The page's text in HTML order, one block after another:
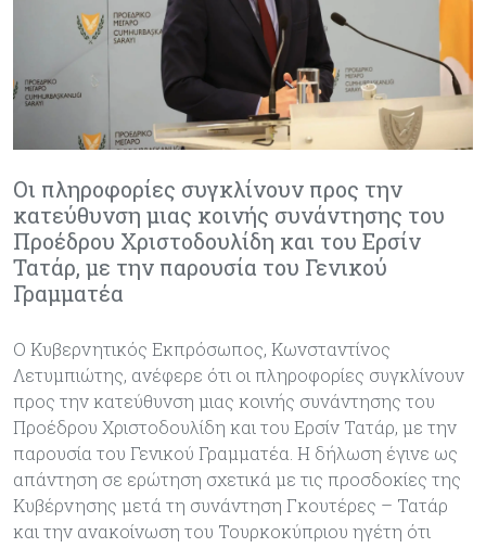
Οι πληροφορίες συγκλίνουν προς την
κατεύθυνση μιας κοινής συνάντησης του
Προέδρου Χριστοδουλίδη και του Ερσίν
Τατάρ, με την παρουσία του Γενικού
Γραμματέα
Ο Κυβερνητικός Εκπρόσωπος, Κωνσταντίνος
Λετυμπιώτης, ανέφερε ότι οι πληροφορίες συγκλίνουν
προς την κατεύθυνση μιας κοινής συνάντησης του
Προέδρου Χριστοδουλίδη και του Ερσίν Τατάρ, με την
παρουσία του Γενικού Γραμματέα. Η δήλωση έγινε ως
απάντηση σε ερώτηση σχετικά με τις προσδοκίες της
Κυβέρνησης μετά τη συνάντηση Γκουτέρες – Τατάρ
και την ανακοίνωση του Τουρκοκύπριου ηγέτη ότι